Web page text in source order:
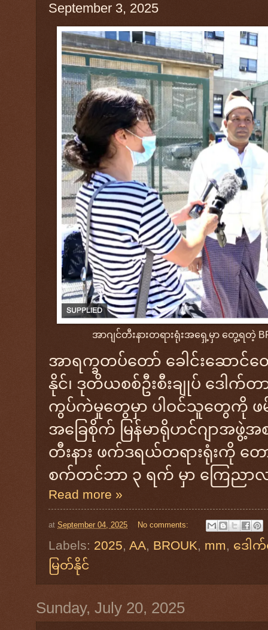
September 3, 2025
အာဂျင်တီးနားတရားရုံးအရှေ့မှာ တွေ့ရတဲ့
အာရက္ခတပ်တော် ခေါင်း‌ဆောင်
နိုင်၊ ဒုတိယစစ်ဦးစီးချုပ် ဒေါက်
ကွပ်ကဲမှုတွေမှာ ပါဝင်သူတွေကို ဖ
အခြေစိုက် မြန်မာရိုဟင်ဂျာအဖွဲ့အ
တီးနား ဖက်ဒရယ်တရားရုံးကို
စက်တင်ဘာ ၃ ရက် မှာ ကြေညာ
Read more »
at September 04, 2025 No comments:
Labels: 2025, AA, BROUK, mm, ဒေါ
မြတ်နိုင်
Sunday, July 20, 2025